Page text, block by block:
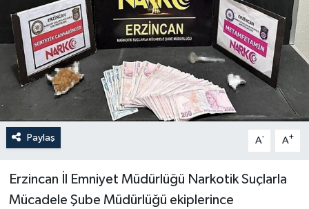
Paylaş A- A+
Erzincan İl Emniyet Müdürlüğü Narkotik Suçlarla
Mücadele Şube Müdürlüğü ekiplerince